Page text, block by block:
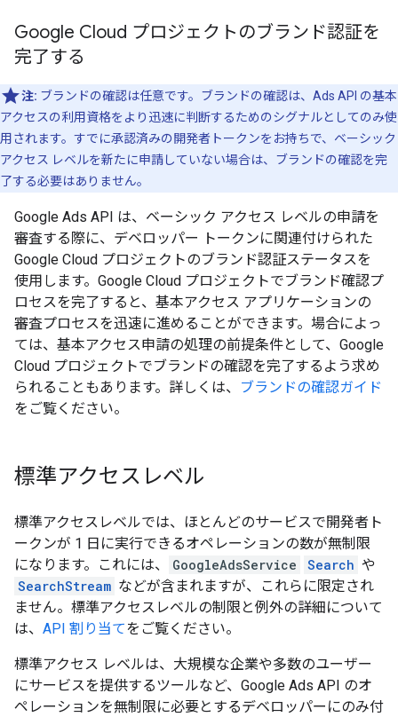
Google Cloud プロジェクトのブランド認証を
完了する
注: ブランドの確認は任意です。ブランドの確認は、Ads API の基本
アクセスの利用資格をより迅速に判断するためのシグナルとしてのみ使
用されます。すでに承認済みの開発者トークンをお持ちで、ベーシック
アクセス レベルを新たに申請していない場合は、ブランドの確認を完
了する必要はありません。
Google Ads API は、ベーシック アクセス レベルの申請を
審査する際に、デベロッパー トークンに関連付けられた
Google Cloud プロジェクトのブランド認証ステータスを
使用します。Google Cloud プロジェクトでブランド確認プ
ロセスを完了すると、基本アクセス アプリケーションの
審査プロセスを迅速に進めることができます。場合によっ
ては、基本アクセス申請の処理の前提条件として、Google
Cloud プロジェクトでブランドの確認を完了するよう求め
られることもあります。詳しくは、
ブランドの確認ガイド
をご覧ください。
標準アクセスレベル
標準アクセスレベルでは、ほとんどのサービスで開発者ト
ークンが 1 日に実行できるオペレーションの数が無制限
になります。これには、
GoogleAdsService Search や
SearchStream などが含まれますが、これらに限定され
ません。標準アクセスレベルの制限と例外の詳細について
は、 API 割り当てをご覧ください。
標準アクセス レベルは、大規模な企業や多数のユーザー
にサービスを提供するツールなど、Google Ads API のオ
ペレーションを無制限に必要とするデベロッパーにのみ付